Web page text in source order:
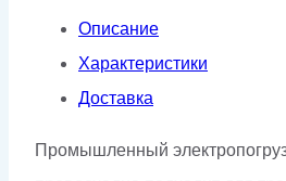
Описание
Характеристики
Доставка
Промышленный